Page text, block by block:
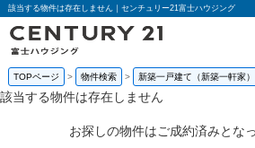
該当する物件は存在しません｜センチュリー21富士ハウジング
TOPページ 物件検索 新築一戸建て（新築一軒家）
該当する物件は存在しません
お探しの物件はご成約済みとな